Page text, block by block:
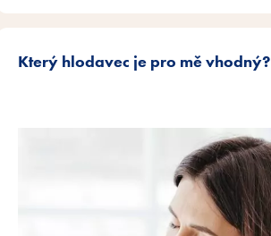
Který hlodavec je pro mě vhodný?